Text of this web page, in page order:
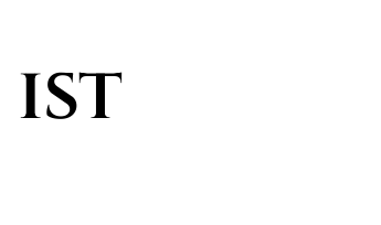
ist